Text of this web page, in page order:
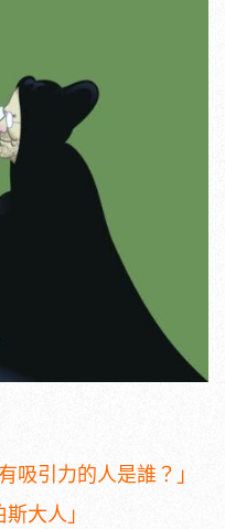
吸引力的人是誰？」
大人」